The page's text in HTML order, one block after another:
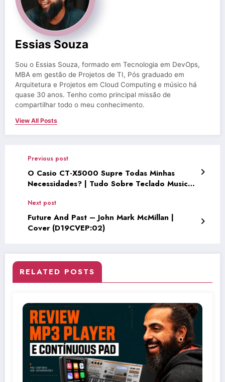
Essias Souza
Sou o Essias Souza, formado em Tecnologia em DevOps,
MBA em gestão de Projetos de TI, Pós graduado em
Arquitetura e Projetos em Cloud Computing e músico há
quase 30 anos. Tenho como principal missão de
compartilhar todo o meu conhecimento.
View All Posts
Previous post
O Casio CT-X5000 Supre Todas Minhas
Necessidades? | Tudo Sobre Teclado Musical
Next post
Future And Past – John Mark McMillan |
Cover (D19CVEP:02)
RELATED POSTS